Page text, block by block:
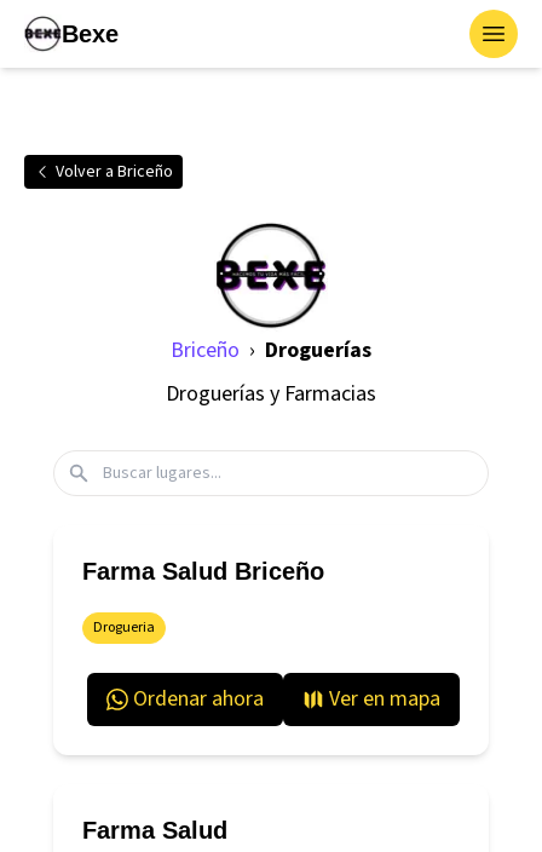
Bexe
Volver a Briceño
Briceño › Droguerías
Droguerías y Farmacias
Farma Salud Briceño
Drogueria
Ordenar ahora Ver en mapa
Farma Salud